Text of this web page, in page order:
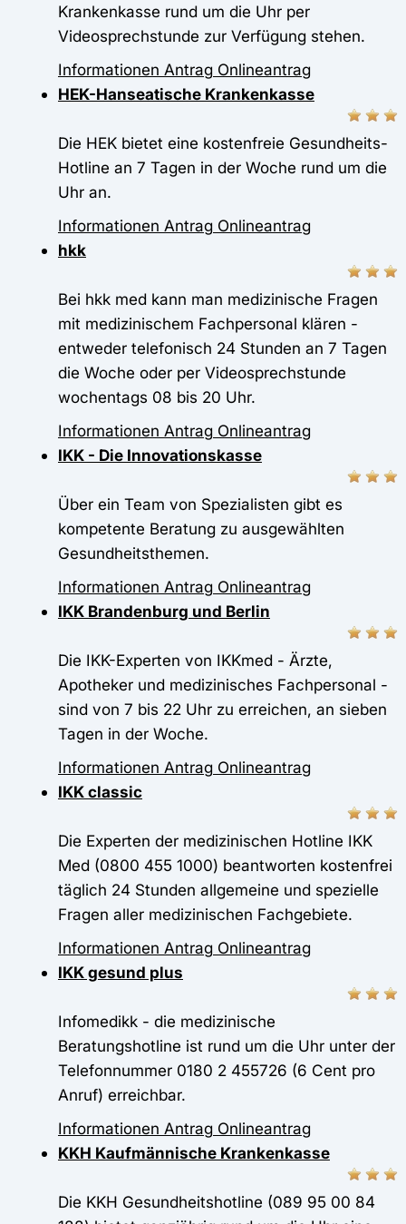
Krankenkasse rund um die Uhr per
Videosprechstunde zur Verfügung stehen.
Informationen Antrag Onlineantrag
HEK-Hanseatische Krankenkasse
Die HEK bietet eine kostenfreie Gesundheits-
Hotline an 7 Tagen in der Woche rund um die
Uhr an.
Informationen Antrag Onlineantrag
hkk
Bei hkk med kann man medizinische Fragen
mit medizinischem Fachpersonal klären -
entweder telefonisch 24 Stunden an 7 Tagen
die Woche oder per Videosprechstunde
wochentags 08 bis 20 Uhr.
Informationen Antrag Onlineantrag
IKK - Die Innovationskasse
Über ein Team von Spezialisten gibt es
kompetente Beratung zu ausgewählten
Gesundheitsthemen.
Informationen Antrag Onlineantrag
IKK Brandenburg und Berlin
Die IKK-Experten von IKKmed - Ärzte,
Apotheker und medizinisches Fachpersonal -
sind von 7 bis 22 Uhr zu erreichen, an sieben
Tagen in der Woche.
Informationen Antrag Onlineantrag
IKK classic
Die Experten der medizinischen Hotline IKK
Med (0800 455 1000) beantworten kostenfrei
täglich 24 Stunden allgemeine und spezielle
Fragen aller medizinischen Fachgebiete.
Informationen Antrag Onlineantrag
IKK gesund plus
Infomedikk - die medizinische
Beratungshotline ist rund um die Uhr unter der
Telefonnummer 0180 2 455726 (6 Cent pro
Anruf) erreichbar.
Informationen Antrag Onlineantrag
KKH Kaufmännische Krankenkasse
Die KKH Gesundheitshotline (089 95 00 84